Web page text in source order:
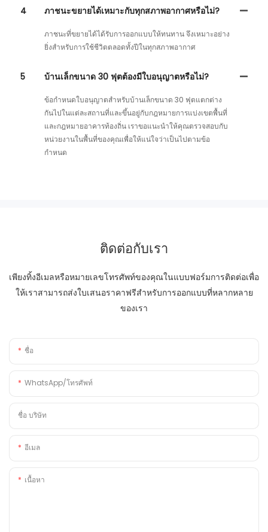
4 ภาชนะขยายได้เหมาะกับทุกสภาพอากาศหรือไม่?
ภาชนะที่ขยายได้ได้รับการออกแบบให้ทนทาน จึงเหมาะอย่าง
ยิ่งสำหรับการใช้ชีวิตตลอดทั้งปีในทุกสภาพอากาศ
5 บ้านเล็กขนาด 30 ฟุตต้องมีใบอนุญาตหรือไม่?
ข้อกำหนดใบอนุญาตสำหรับบ้านเล็กขนาด 30 ฟุตแตกต่าง
กันไปในแต่ละสถานที่และขึ้นอยู่กับกฎหมายการแบ่งเขตพื้นที่
และกฎหมายอาคารท้องถิ่น เราขอแนะนำให้คุณตรวจสอบกับ
หน่วยงานในพื้นที่ของคุณเพื่อให้แน่ใจว่าเป็นไปตามข้อ
กำหนด
ติดต่อกับเรา
เพียงทิ้งอีเมลหรือหมายเลขโทรศัพท์ของคุณในแบบฟอร์มการติดต่อเพื่อ
ให้เราสามารถส่งใบเสนอราคาฟรีสำหรับการออกแบบที่หลากหลาย
ของเรา
ชื่อ
WhatsApp/โทรศัพท์
ชื่อ บริษัท
อีเมล
เนื้อหา